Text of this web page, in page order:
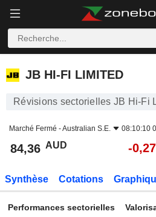
JB HI-FI LIMITED
JB HI-FI LIMITED
Révisions sectorielles JB Hi-Fi
Marché Fermé -Australian S.E. 08:10:10
84,36 AUD -
Synthèse Cotations
Performances sectorielles